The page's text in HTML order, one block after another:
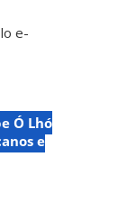
e-
Ó Lhó
e